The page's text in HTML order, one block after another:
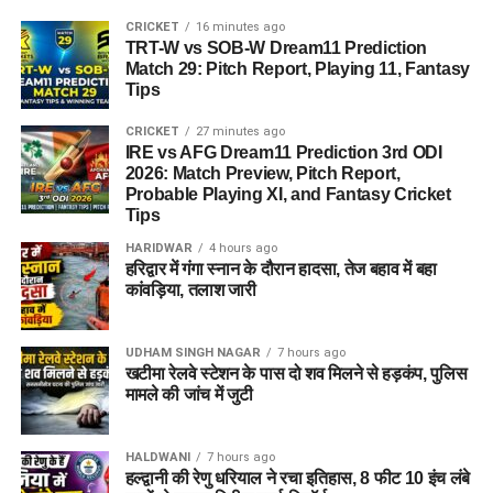
Andre Russell
Donovan Ferreira
Vice-Captain Options
Dewald Brevis
Wiaan Mulder
Differential Picks (Grand
League)
Shubham Ranjane
Gideon Peters
Neil Timbers
Probable Playing XI (संभावित
प्लेइंग 11)
Trent Rockets Women (TRT-W)
Playing 11:
सोफिया डंकली (Sophia Dunkley)
बायरा मुनी (Beth Mooney – WK)
नैट साइवर-ब्रंट (Nat Sciver-Brunt – C)
एशले गार्डनर (Ashleigh Gardner)
ग्रेस स्क्रिवेंस (Grace Scrivens)
हीथर ग्राहम (Heather Graham)
केटी जॉर्ज (Katie George)
अलना किंग (Alana King)
Record in ODIs
वनडे फॉर्मेट में अफगानिस्तान का पलड़ा आयरलैंड के खिलाफ हमेशा भारी
रहा है।
कुल खेले गए मैच:33
अफगानिस्तान की जीत:
आयरलैंड की जीत:13
बिना परिणाम/रद्द:1
Team News & Form Analysis
1. Afghanistan (AFG)
अफगानिस्तान टीम दूसरे वनडे में शानदार लय में नजर आई। ओपनर
इब्राहिम जादरान (84 रन) और रहमानुल्लाह गुरबाज (32 रन) ने बेहतरीन
🏆 Team 1: Small League / Head-to-Head
Combination (सुरक्षित टीम)
💣 Team 2: Grand League / Mega Contest
Combination (जोखिम भरी टीम)
📈 Match Prediction: कौन जीतेगा आज का मैच?
🎯 फैंटेसी क्रिकेट के लिए महत्वपूर्ण टिप्स (Fantasy Tips)
🔗 उपयोगी लिंक्स और संबंधित स्पोर्ट्स न्यूज
📌 LNS vs BPH Match Details
(मैच की पूरी जानकारी)
टूर्नामेंट:
मैच:London Spirit (LNS) बनाम Birmingham Phoenix
CRICKET 16 minutes ago
TRT-W vs SOB-W Dream11 Prediction
Match 29: Pitch Report, Playing 11, Fantasy
Tips
CRICKET 27 minutes ago
IRE vs AFG Dream11 Prediction 3rd ODI
2026: Match Preview, Pitch Report,
Probable Playing XI, and Fantasy Cricket
Tips
HARIDWAR 4 hours ago
हरिद्वार में गंगा स्नान के दौरान हादसा, तेज बहाव में बहा
कांवड़िया, तलाश जारी
UDHAM SINGH NAGAR 7 hours ago
खटीमा रेलवे स्टेशन के पास दो शव मिलने से हड़कंप, पुलिस
मामले की जांच में जुटी
HALDWANI 7 hours ago
हल्द्वानी की रेणु धरियाल ने रचा इतिहास, 8 फीट 10 इंच लंबे